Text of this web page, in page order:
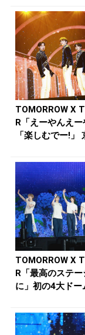
TOMORROW X
R「えーやんえー
「楽しむでー!」
TOMORROW X
R「最高のステ
に」初の4大ドー